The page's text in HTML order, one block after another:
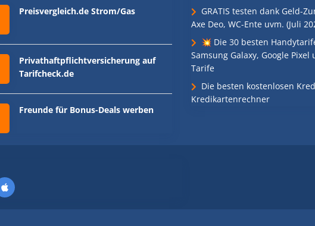
Preisvergleich.de Strom/Gas
Privathaftpflichtversicherung auf
Tarifcheck.de
Freunde für Bonus-Deals werben
GRATIS testen dank Geld-
Axe Deo, WC-Ente uvm. (Juli
💥 Die 30 besten
Samsung Galaxy, Google Pixel
Tarife
Die besten kostenlosen
Kredikartenrechner